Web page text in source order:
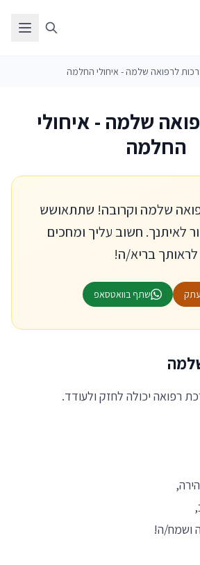
לרפואה שלמה - איחולי החלמה
שלמה - איחולי
החלמה
שלמה וקרובה! שתתאושש
לאיתנך. חשוב עליך ומחכים
לראותך בריא/ה!
שתף בוואטסאפ
רפואה יכולה לחזק ולעודד.
ושמח/ה!